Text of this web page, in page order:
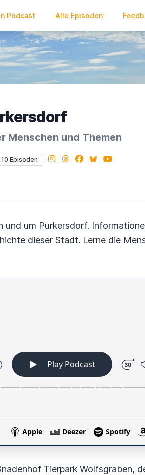
Podcast Alle Episoden
Menschen und Themen
Episoden Instagram
Threads
Facebook
BlueskyYouTube
um Purkersdorf.
dieser Stadt. Lerne die
Tierpark Wolfsgraben,